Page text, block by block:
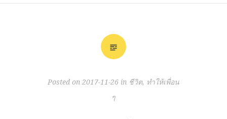
Posted on 2017-11-26 in ชีวิต, ทำให้เพื่อน
ๆ